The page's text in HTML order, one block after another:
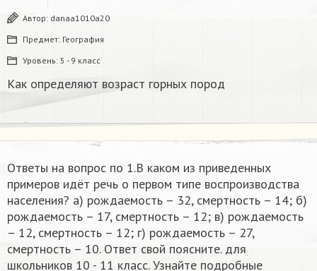
Автор: danaa1010a20
Предмет: География
Уровень: 5 - 9 класс
Как определяют возраст горных пород
Ответы на вопрос по 1.В каком из приведенных
примеров идёт речь о первом типе воспроизводства
населения? а) рождаемость – 32, смертность – 14; б)
рождаемость – 17, смертность – 12; в) рождаемость
– 12, смертность – 12; г) рождаемость – 27,
смертность – 10. Ответ свой поясните.​ для
школьников 10 - 11 класс. Узнайте подробные